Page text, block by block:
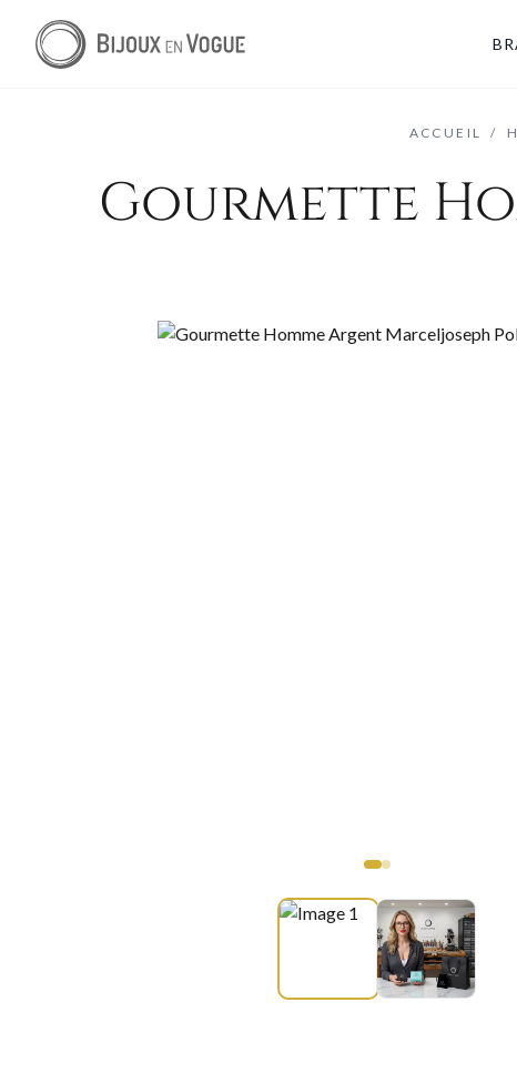
ACCUEIL /
Gourmette